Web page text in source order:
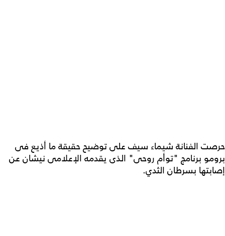
حرصت الفنانة شيماء سيف على توضيح حقيقة ما أذيع فى
برومو برنامج "توأم روحى" الذى يقدمه الإعلامى نيشان عن
إصابتها بسرطان الثدي.